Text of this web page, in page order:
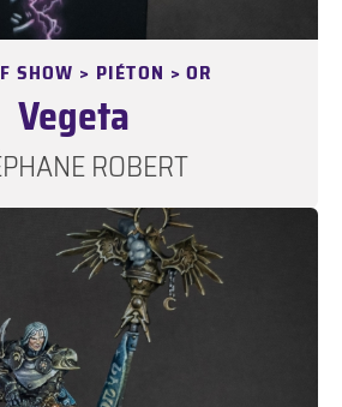
SHOW > PIÉTON > OR
Vegeta
ROBERT